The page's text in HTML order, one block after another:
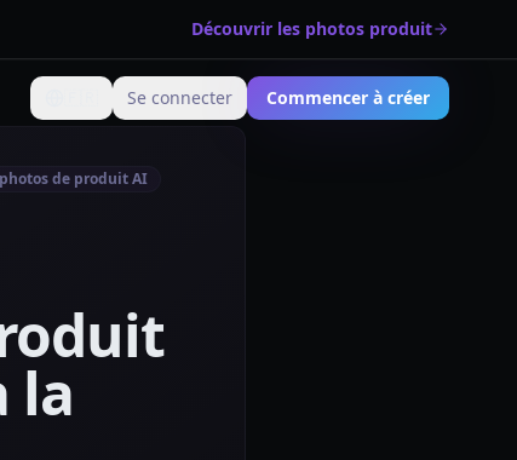
Découvrir les photos produit
Changer de langue
Se connecter Commencer à créer
de produit AI
la